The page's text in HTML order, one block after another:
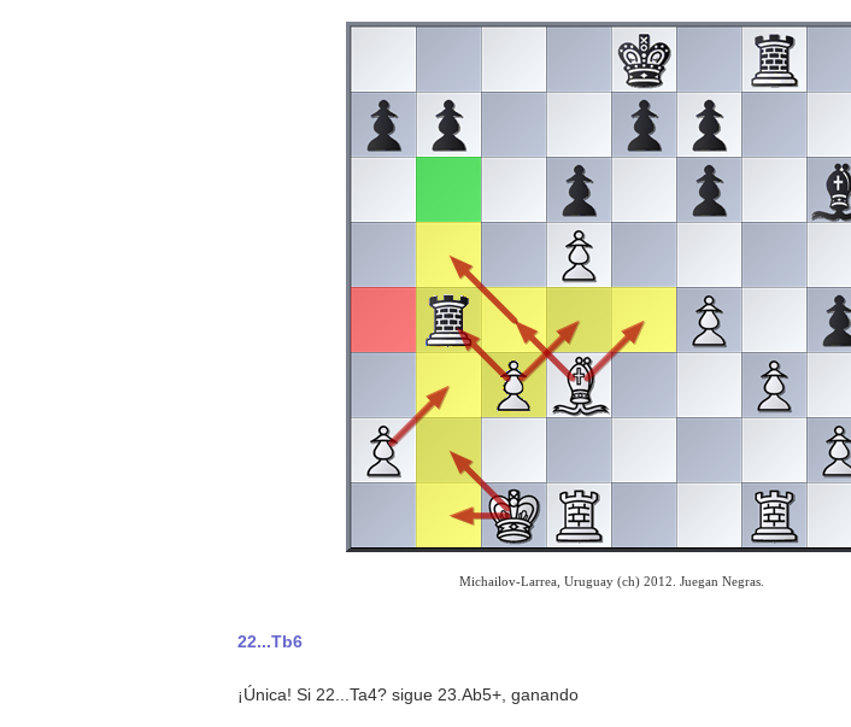
Michailov-Larrea, Uruguay (ch) 2012. Juegan Negras.
22...Tb6
¡Única! Si 22...Ta4? sigue 23.Ab5+, ganando